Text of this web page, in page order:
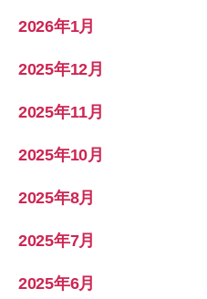
2026年1月
2025年12月
2025年11月
2025年10月
2025年8月
2025年7月
2025年6月